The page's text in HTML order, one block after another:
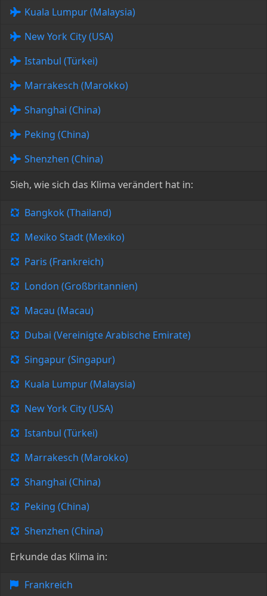
Kuala Lumpur (Malaysia)
New York City (USA)
Istanbul (Türkei)
Marrakesch (Marokko)
Shanghai (China)
Peking (China)
Shenzhen (China)
Sieh, wie sich das Klima verändert hat in:
Bangkok (Thailand)
Mexiko Stadt (Mexiko)
Paris (Frankreich)
London (Großbritannien)
Macau (Macau)
Dubai (Vereinigte Arabische Emirate)
Singapur (Singapur)
Kuala Lumpur (Malaysia)
New York City (USA)
Istanbul (Türkei)
Marrakesch (Marokko)
Shanghai (China)
Peking (China)
Shenzhen (China)
Erkunde das Klima in:
Frankreich